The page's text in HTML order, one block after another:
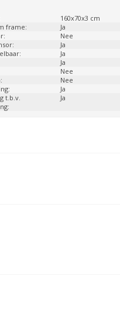
160x70x3 cm
frame:
Ja
Nee
Ja
Ja
Ja
Nee
Nee
Ja
t.b.v.
Ja